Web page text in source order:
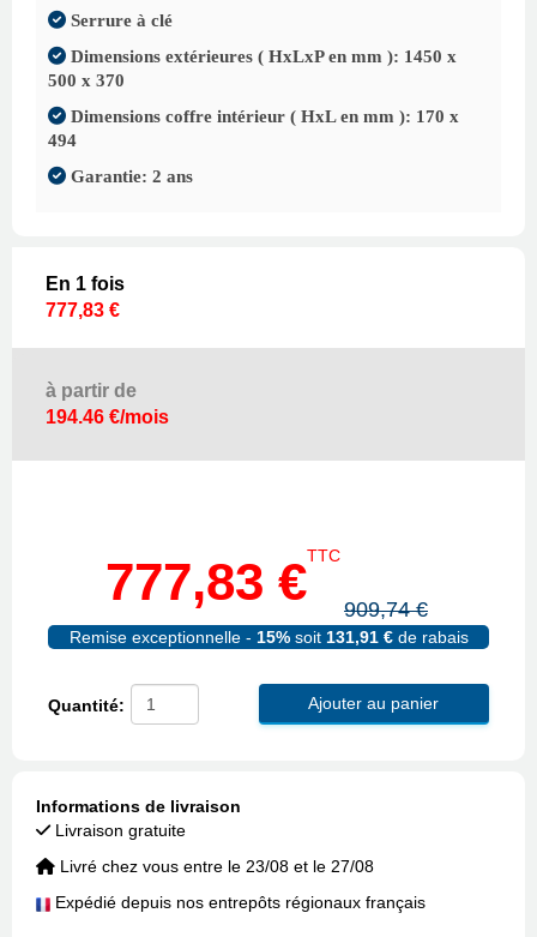
Serrure à clé
Dimensions extérieures ( HxLxP en mm ): 1450 x
500 x 370
Dimensions coffre intérieur ( HxL en mm ): 170 x
494
Garantie: 2 ans
à partir de
194.46 €/mois
En 1 fois
777,83 €
777,83 €TTC
909,74 €
Remise exceptionnelle - 15%soit 131,91 €de rabais
Quantité: Ajouter au panier
Informations de livraison
Livraison gratuite
Livré chez vous entre le 23/08 et le 27/08
Expédié depuis nos entrepôts régionaux français